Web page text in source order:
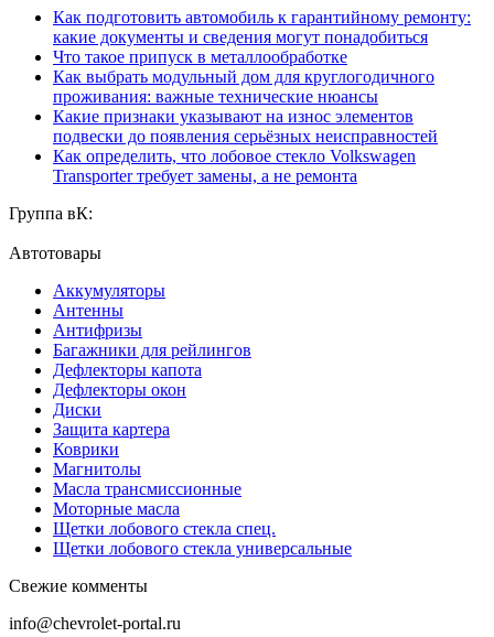
Как подготовить автомобиль к гарантийному ремонту:
какие документы и сведения могут понадобиться
Что такое припуск в металлообработке
Как выбрать модульный дом для круглогодичного
проживания: важные технические нюансы
Какие признаки указывают на износ элементов
подвески до появления серьёзных неисправностей
Как определить, что лобовое стекло Volkswagen
Transporter требует замены, а не ремонта
Группа вК:
Автотовары
Аккумуляторы
Антенны
Антифризы
Багажники для рейлингов
Дефлекторы капота
Дефлекторы окон
Диски
Защита картера
Коврики
Магнитолы
Масла трансмиссионные
Моторные масла
Щетки лобового стекла спец.
Щетки лобового стекла универсальные
Свежие комменты
info@chevrolet-portal.ru